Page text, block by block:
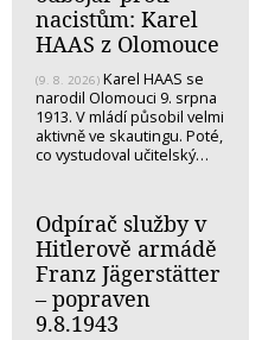
nacistům: Karel
HAAS z Olomouce
(9. 8. 2026) Karel HAAS se
narodil Olomouci 9. srpna
1913. V mládí působil velmi
aktivně ve skautingu. Poté,
co vystudoval učitelský…
Odpírač služby v
Hitlerově armádě
Franz Jägerstätter
– popraven
9.8.1943